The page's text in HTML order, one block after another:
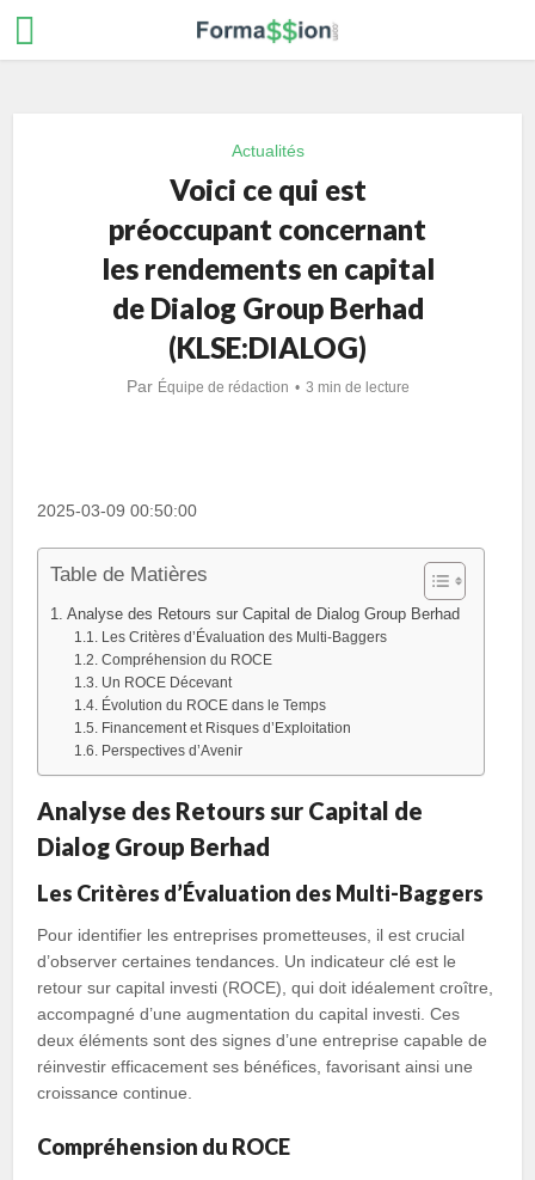
Actualités
Voici ce qui est
préoccupant concernant
les rendements en capital
de Dialog Group Berhad
(KLSE:DIALOG)
Par Équipe de rédaction 3 min de lecture
2025-03-09 00:50:00
Table de Matières
Analyse des Retours sur Capital de Dialog Group Berhad
Les Critères d’Évaluation des Multi-Baggers
Compréhension du ROCE
Un ROCE Décevant
Évolution du ROCE dans le Temps
Financement et Risques d’Exploitation
Perspectives d’Avenir
Analyse des Retours sur Capital de
Dialog Group Berhad
Les Critères d’Évaluation des Multi-Baggers
Pour identifier les entreprises prometteuses, il est crucial
d’observer certaines tendances. Un indicateur clé est le
retour sur capital investi (ROCE), qui doit idéalement croître,
accompagné d’une augmentation du capital investi. Ces
deux éléments sont des signes d’une entreprise capable de
réinvestir efficacement ses bénéfices, favorisant ainsi une
croissance continue.
Compréhension du ROCE